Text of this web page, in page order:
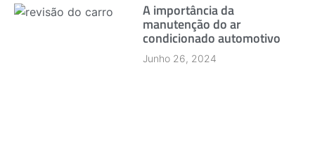
A importância da
manutenção do ar
condicionado automotivo
Junho 26, 2024